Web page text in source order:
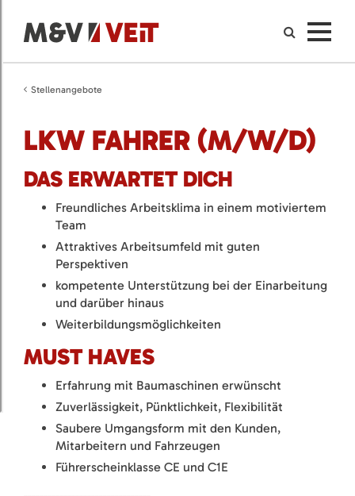
Stellenangebote
LKW FAHRER (M/W/D)
DAS ERWARTET DICH
Freundliches Arbeitsklima in einem motiviertem
Team
Attraktives Arbeitsumfeld mit guten
Perspektiven
kompetente Unterstützung bei der Einarbeitung
und darüber hinaus
Weiterbildungsmöglichkeiten
MUST HAVES
Erfahrung mit Baumaschinen erwünscht
Zuverlässigkeit, Pünktlichkeit, Flexibilität
Saubere Umgangsform mit den Kunden,
Mitarbeitern und Fahrzeugen
Führerscheinklasse CE und C1E